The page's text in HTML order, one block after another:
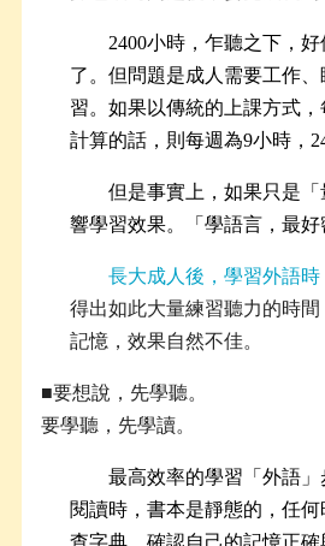
2400小時，乍聽之下，
了。但問題是成人需要工作
習。如果以傳統的上課方式
計算的話，則每週為9小時，
但是事實上，如果只是
響學習效果。「學語言，最
長大成人後，學習外語
得出如此大量練習聽力的時
記憶，效果自然不佳。
■要想說，先學聽。
要學聽，先學讀。
最高效率的學習「外語
閱讀時，書本是靜態的，任
查字典，確認自己的記憶正確